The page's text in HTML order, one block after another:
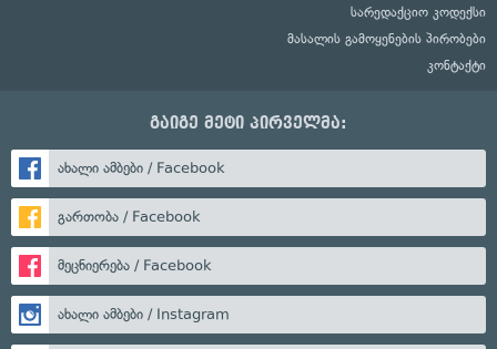
სარედაქციო კოდექსი
მასალის გამოყენების პირობები
კონტაქტი
გაიგე მეტი პირველმა:
ახალი ამბები / Facebook
გართობა / Facebook
მეცნიერება / Facebook
ახალი ამბები / Instagram